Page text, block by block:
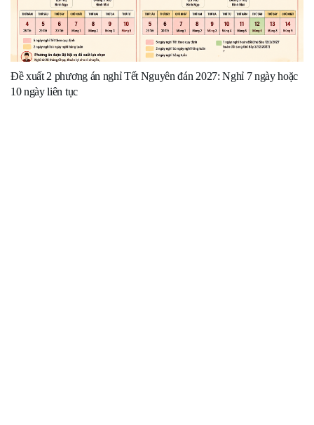
Đề xuất 2 phương án nghỉ Tết Nguyên đán 2027: Nghỉ 7 ngày hoặc
10 ngày liên tục